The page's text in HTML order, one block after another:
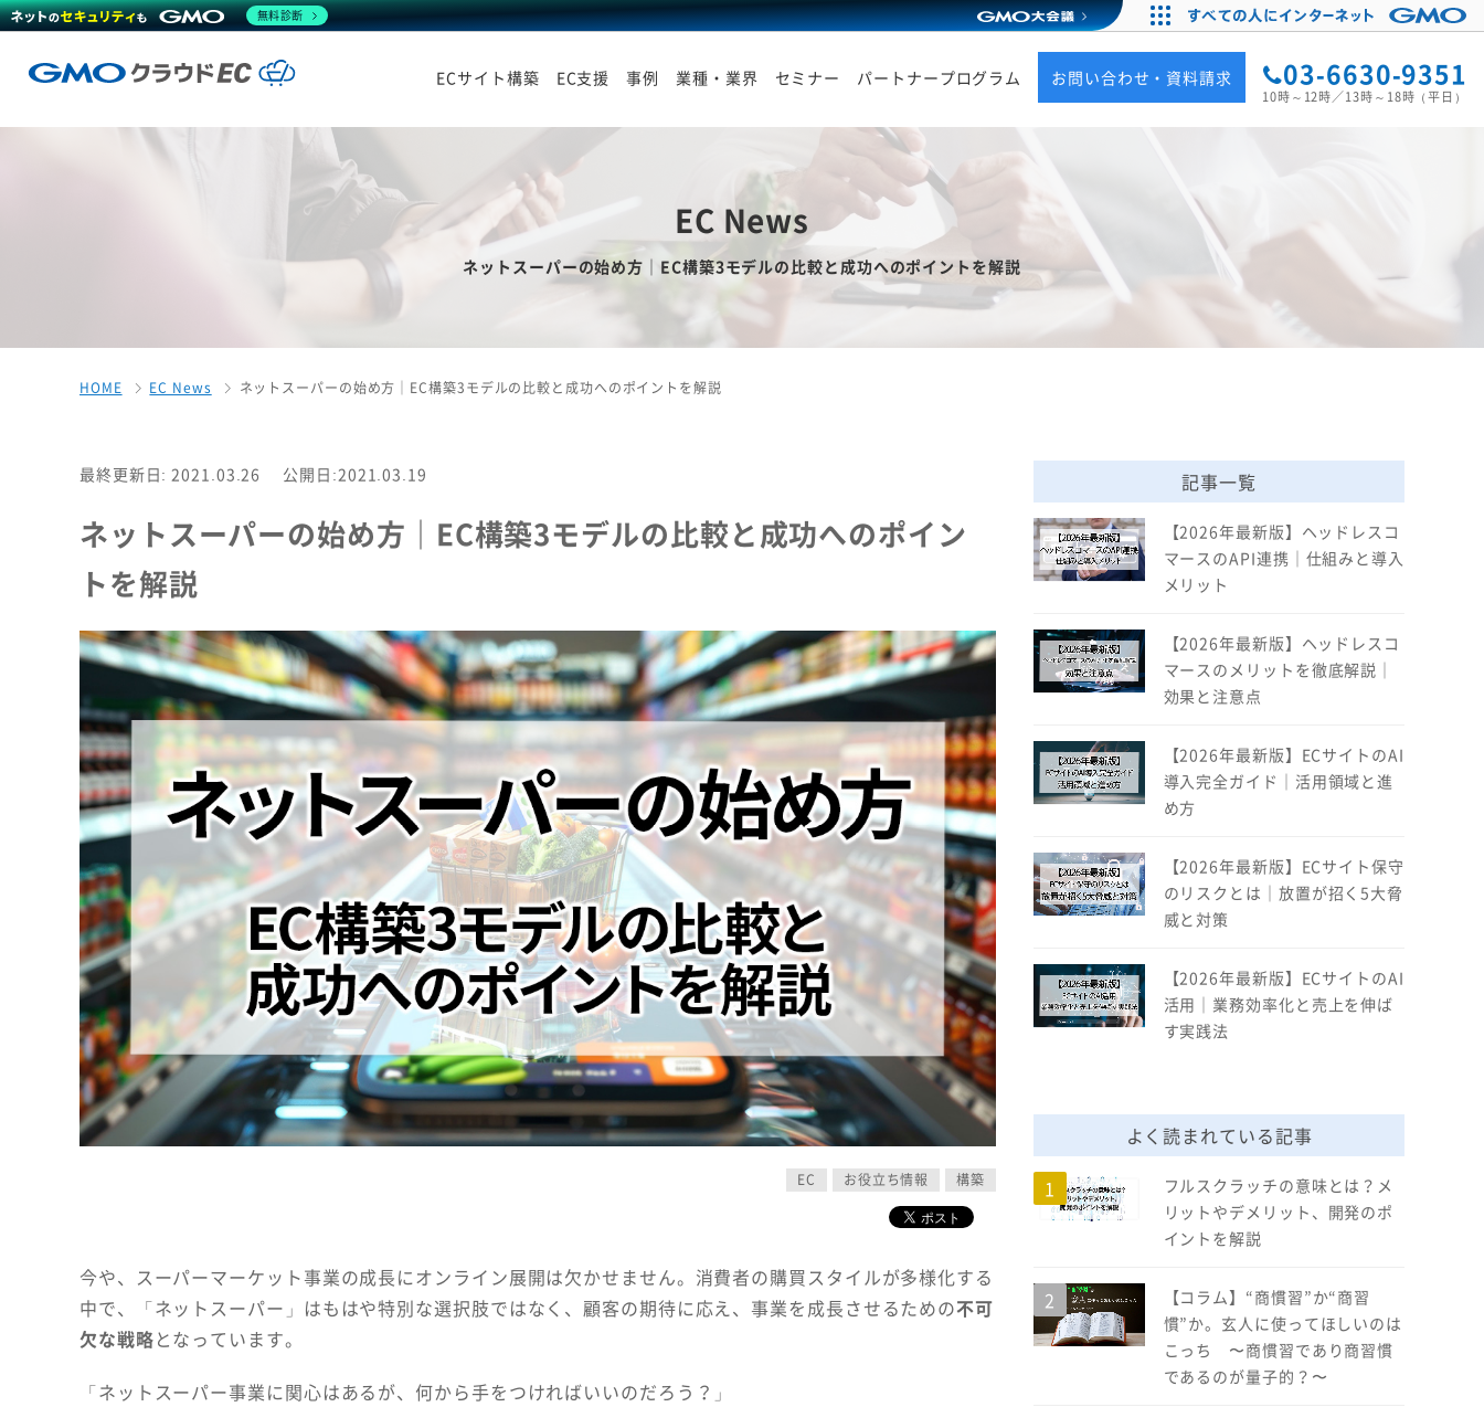
ECサイト構築 EC支援 事例 業種・業界 セミナー パートナープログラム お問い合わせ・資料請求 03-6630-9351
10時～12時／13時～18時（平日）
EC News
ネットスーパーの始め方｜EC構築3モデルの比較と成功へのポイントを解説
HOME EC News ネットスーパーの始め方｜EC構築3モデルの比較と成功へのポイントを解説
最終更新日: 2021.03.26 公開日:2021.03.19
ネットスーパーの始め方｜EC構築3モデルの比較と成功へのポイン
トを解説
EC お役立ち情報 構築
今や、スーパーマーケット事業の成長にオンライン展開は欠かせません。消費者の購買スタイルが多様化する
中で、「ネットスーパー」はもはや特別な選択肢ではなく、顧客の期待に応え、事業を成長させるための不可
欠な戦略となっています。
「ネットスーパー事業に関心はあるが、何から手をつければいいのだろう？」
記事一覧
【2026年最新版】ヘッドレスコ
マースのAPI連携｜仕組みと導入
メリット
【2026年最新版】ヘッドレスコ
マースのメリットを徹底解説｜
効果と注意点
【2026年最新版】ECサイトのAI
導入完全ガイド｜活用領域と進
め方
【2026年最新版】ECサイト保守
のリスクとは｜放置が招く5大脅
威と対策
【2026年最新版】ECサイトのAI
活用｜業務効率化と売上を伸ば
す実践法
よく読まれている記事
フルスクラッチの意味とは？メ
リットやデメリット、開発のポ
イントを解説
【コラム】“商慣習”か“商習
慣”か。玄人に使ってほしいのは
こっち 〜商慣習であり商習慣
であるのが量子的？〜
無料診断